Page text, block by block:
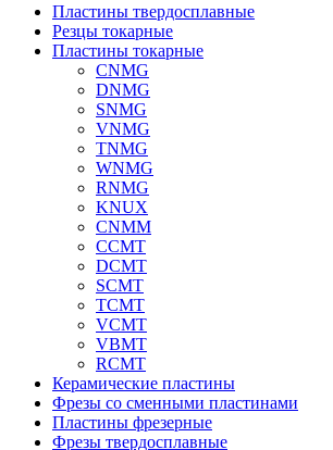
Пластины твердосплавные
Резцы токарные
Пластины токарные
CNMG
DNMG
SNMG
VNMG
TNMG
WNMG
RNMG
KNUX
CNMM
CCMT
DCMT
SCMT
TCMT
VCMT
VBMT
RCMT
Керамические пластины
Фрезы со сменными пластинами
Пластины фрезерные
Фрезы твердосплавные